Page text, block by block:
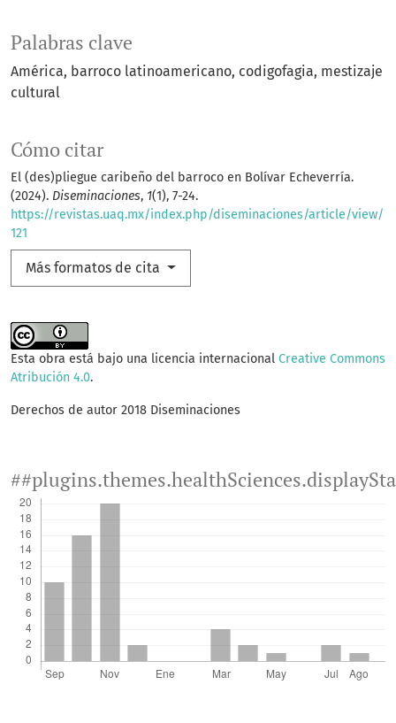
Palabras clave
América barroco latinoamericano codigofagia mestizaje
cultural
Cómo citar
El (des)pliegue caribeño del barroco en Bolívar Echeverría.
(2024). Diseminaciones, 1(1), 7-24.
https://revistas.uaq.mx/index.php/diseminaciones/article/view/
121
Más formatos de cita
Esta obra está bajo una licencia internacional Creative Commons
Atribución 4.0.
Derechos de autor 2018 Diseminaciones